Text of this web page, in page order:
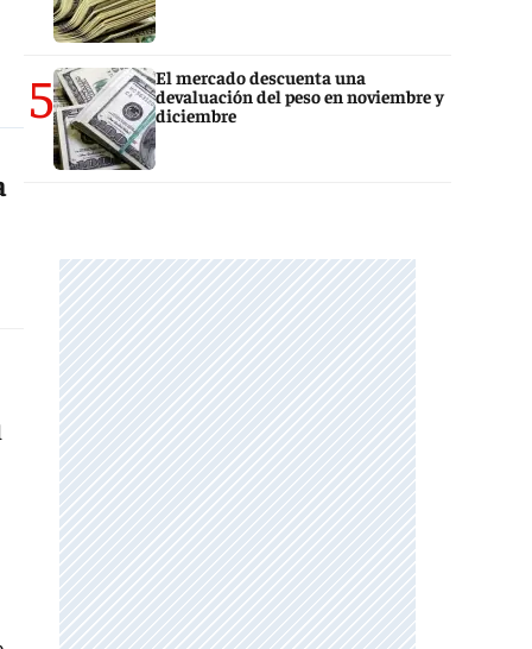
5
El mercado descuenta una
devaluación del peso en noviembre y
diciembre